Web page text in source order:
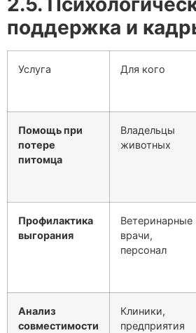
поддержка и
Услуга Для кого
Помощь при
потере
питомца
Владельцы
животных
Профилактика
выгорания
Ветеринарные
врачи,
персонал
Анализ
совместимости
Клиники,
предприятия